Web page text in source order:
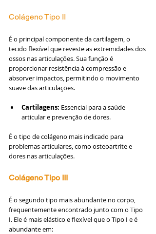
Colágeno Tipo II
É o principal componente da cartilagem, o
tecido flexível que reveste as extremidades dos
ossos nas articulações. Sua função é
proporcionar resistência à compressão e
absorver impactos, permitindo o movimento
suave das articulações.
Cartilagens: Essencial para a saúde
articular e prevenção de dores.
É o tipo de colágeno mais indicado para
problemas articulares, como osteoartrite e
dores nas articulações.
Colágeno Tipo III
É o segundo tipo mais abundante no corpo,
frequentemente encontrado junto com o Tipo
I. Ele é mais elástico e flexível que o Tipo I e é
abundante em: